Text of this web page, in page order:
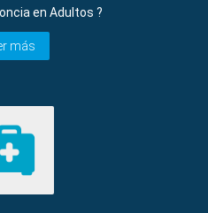
en Adultos ?
más